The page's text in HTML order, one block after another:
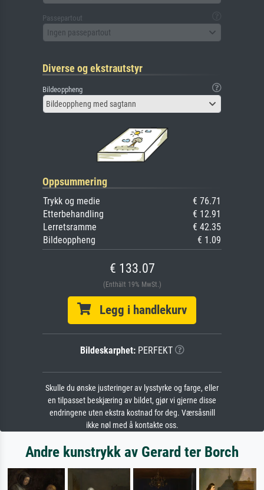
Passepartout
Ingen passepartout
Diverse og ekstrautstyr
Bildeoppheng
Bildeoppheng med sagtann
Oppsummering
Trykk og medie
€ 76.71
Etterbehandling
€ 12.91
Lerretsramme
€ 42.35
Bildeoppheng
€ 1.09
€ 133.07
(Enthält 19% MwSt.)
Legg i handlekurv
Bildeskarphet:PERFEKT
Skulle du ønske justeringer av lysstyrke og farge, eller
en tilpasset beskjæring av bildet, gjør vi gjerne disse
endringene uten ekstra kostnad for deg. Værsåsnill
ikke nøl med å kontakte oss.
Andre kunstrykk av Gerard ter Borch